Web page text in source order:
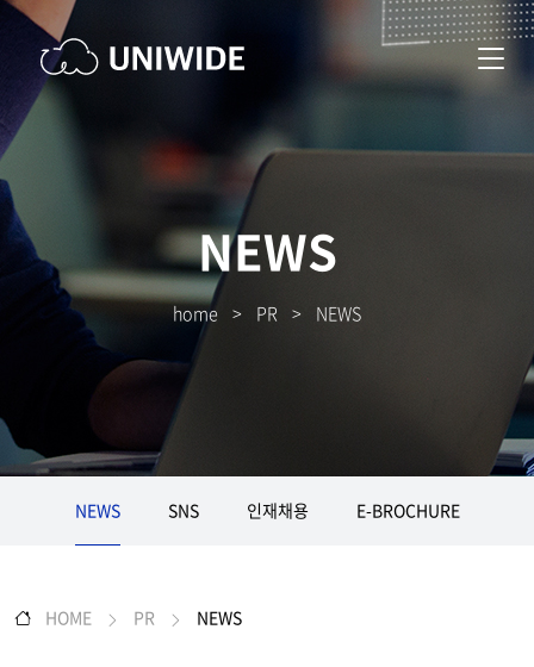
NEWS
home > PR > NEWS
NEWS SNS 인재채용 E-BROCHURE
HOME PR NEWS